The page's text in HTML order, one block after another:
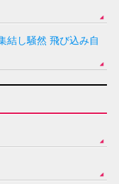
結し騒然 飛び込み自